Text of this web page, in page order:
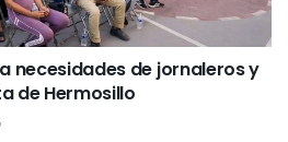
necesidades de jornaleros y
de Hermosillo